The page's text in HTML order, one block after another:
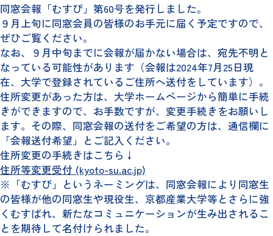
同窓会報「むすび」第60号を発行しました。
９月上旬に同窓会員の皆様のお手元に届く予定ですので、
ぜひご覧ください。
なお、９月中旬までに会報が届かない場合は、宛先不明と
なっている可能性があります（会報は2024年7月25日現
在、大学で登録されているご住所へ送付をしています）。
住所変更があった方は、大学ホームページから簡単に手続
きができますので、お手数ですが、変更手続きをお願いし
ます。その際、同窓会報の送付をご希望の方は、通信欄に
「会報送付希望」とご記入ください。
住所変更の手続きはこちら↓
住所等変更受付 (kyoto-su.ac.jp)
※「むすび」というネーミングは、同窓会報により同窓生
の皆様が他の同窓生や現役生、京都産業大学等とさらに強
くむすばれ、新たなコミュニケーションが生み出されるこ
とを期待して名付けられました。